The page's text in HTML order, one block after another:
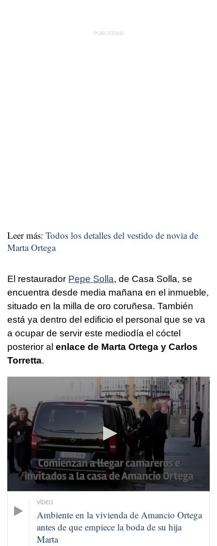
Leer más: Todos los detalles del vestido de novia de
Marta Ortega
El restaurador Pepe Solla, de Casa Solla, se
encuentra desde media mañana en el inmueble,
situado en la milla de oro coruñesa. También
está ya dentro del edificio el personal que se va
a ocupar de servir este mediodía el cóctel
posterior al enlace de Marta Ortega y Carlos
Torretta.
1
minute,
16
seconds
Ambiente en la vivienda de Amancio Ortega
antes de que empiece la boda de su hija
Marta